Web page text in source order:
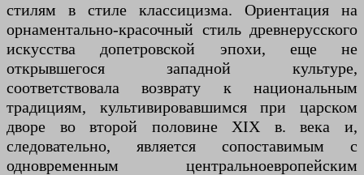
стилям в стиле классицизма. Ориентация на
орнаментально-красочный стиль древнерусского
искусства допетровской эпохи, еще не
открывшегося западной культуре,
соответствовала возврату к национальным
традициям, культивировавшимся при царском
дворе во второй половине XIX в. века и,
следовательно, является сопоставимым с
одновременным центральноевропейским